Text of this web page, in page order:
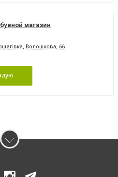
магазин
Волошкова, 66